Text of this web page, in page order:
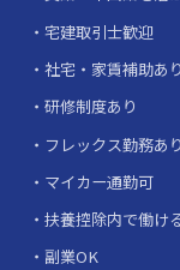
宅建取引士歓迎
社宅・家賃補助あり
研修制度あり
フレックス勤務あり
マイカー通勤可
扶養控除内で働け
副業OK